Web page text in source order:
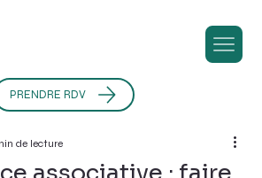
PRENDRE RDV
de lecture